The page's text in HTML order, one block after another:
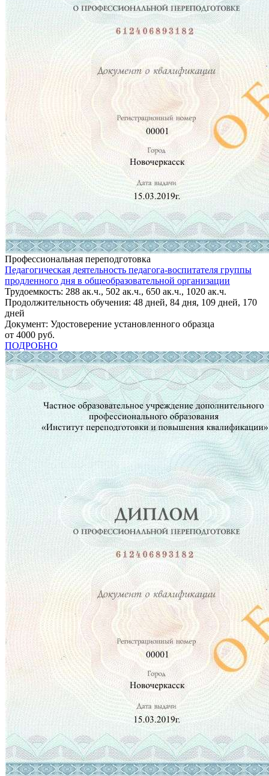
Профессиональная переподготовка
Педагогическая деятельность педагога-воспитателя группы
продленного дня в общеобразовательной организации
Трудоемкость: 288 ак.ч., 502 ак.ч., 650 ак.ч., 1020 ак.ч.
Продолжительность обучения: 48 дней, 84 дня, 109 дней, 170
дней
Документ: Удостоверение установленного образца
от 4000 руб.
ПОДРОБНО